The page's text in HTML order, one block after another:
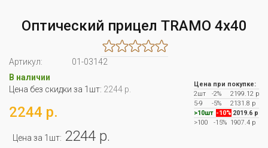
Оптический прицел TRAMO 4x40
Артикул:
01-03142
В наличии
Цена без скидки за 1шт: 2244 р.
2244 р.
Цена за 1шт: 2244 р.
Цена при покупке:
2шт
-2%
2199.12 р
5-9
-5%
2131.8 р
>10шт -10% 2019.6 р
>100
-15% 1907.4 р